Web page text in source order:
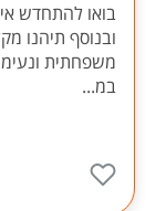
בואו להתחדש
ובנוסף תיהנו
משפחתית
במ...